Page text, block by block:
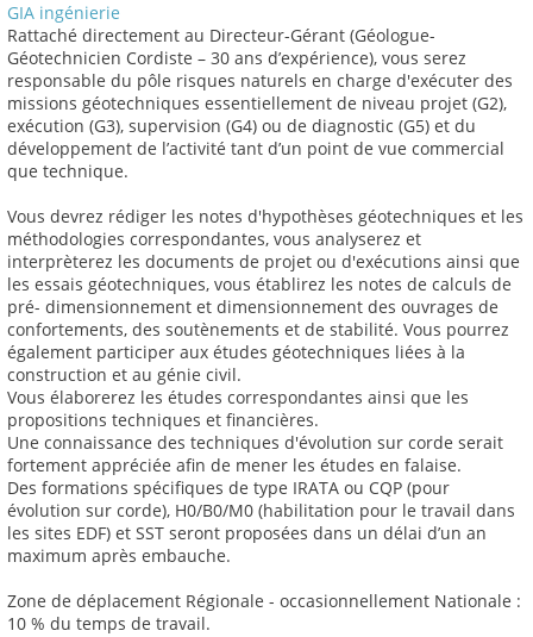
GIA ingénierie
Rattaché directement au Directeur-Gérant (Géologue-
Géotechnicien Cordiste – 30 ans d’expérience), vous serez
responsable du pôle risques naturels en charge d'exécuter des
missions géotechniques essentiellement de niveau projet (G2),
exécution (G3), supervision (G4) ou de diagnostic (G5) et du
développement de l’activité tant d’un point de vue commercial
que technique.
Vous devrez rédiger les notes d'hypothèses géotechniques et les
méthodologies correspondantes, vous analyserez et
interprèterez les documents de projet ou d'exécutions ainsi que
les essais géotechniques, vous établirez les notes de calculs de
pré- dimensionnement et dimensionnement des ouvrages de
confortements, des soutènements et de stabilité. Vous pourrez
également participer aux études géotechniques liées à la
construction et au génie civil.
Vous élaborerez les études correspondantes ainsi que les
propositions techniques et financières.
Une connaissance des techniques d'évolution sur corde serait
fortement appréciée afin de mener les études en falaise.
Des formations spécifiques de type IRATA ou CQP (pour
évolution sur corde), H0/B0/M0 (habilitation pour le travail dans
les sites EDF) et SST seront proposées dans un délai d’un an
maximum après embauche.
Zone de déplacement Régionale - occasionnellement Nationale :
10 % du temps de travail.